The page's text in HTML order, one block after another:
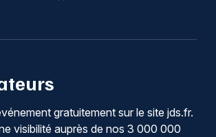
gratuitement sur le site jds.fr.
visibilité auprès de nos 3 000 000